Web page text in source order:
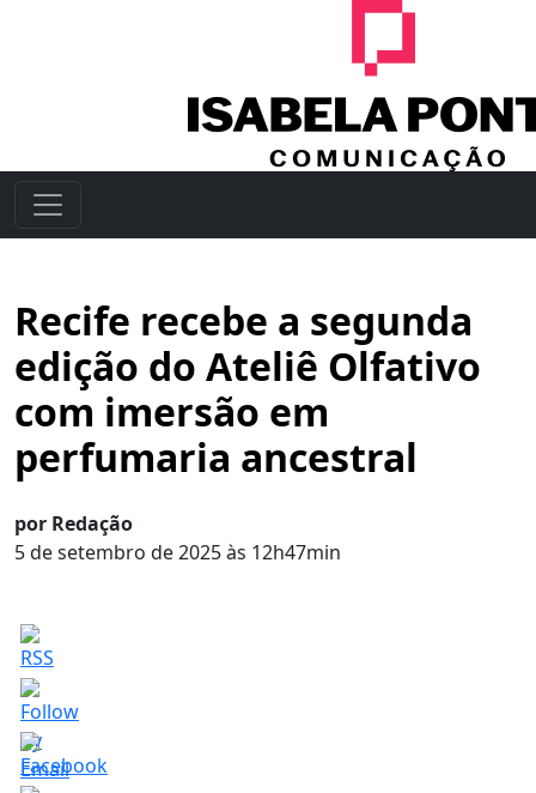
Recife recebe a segunda
edição do Ateliê Olfativo
com imersão em
perfumaria ancestral
por Redação
5 de setembro de 2025 às 12h47min